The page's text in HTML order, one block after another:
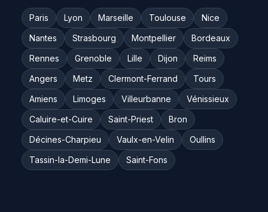
Paris Lyon Marseille Toulouse
Nice
Nantes
Strasbourg Montpellier
Bordeaux
Rennes
Grenoble Lille Dijon
Reims
Angers
Metz Clermont-Ferrand
Tours
Amiens
Limoges Villeurbanne
Vénissieux
Caluire-et-Cuire
Saint-Priest
Bron
Décines-Charpieu
Vaulx-en-Velin
Oullins
Tassin-la-Demi-Lune
Saint-Fons